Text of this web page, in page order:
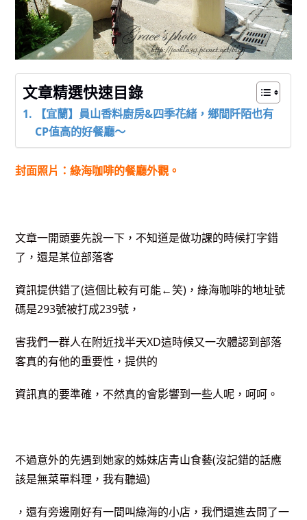
文章精選快速目錄
【宜蘭】員山香料廚房&四季花緒，鄉間阡陌也有
CP值高的好餐廳～
封面照片：綠海咖啡的餐廳外觀。
文章一開頭要先說一下，不知道是做功課的時候打字錯
了，還是某位部落客
資訊提供錯了(這個比較有可能←笑)，綠海咖啡的地址號
碼是293號被打成239號，
害我們一群人在附近找半天XD這時候又一次體認到部落
客真的有他的重要性，提供的
資訊真的要準確，不然真的會影響到一些人呢，呵呵。
不過意外的先遇到她家的姊妹店青山食藝(沒記錯的話應
該是無菜單料理，我有聽過)
，還有旁邊剛好有一間叫綠海的小店，我們還進去問了一